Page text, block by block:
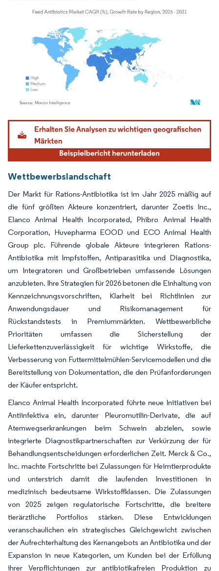
Bild © Mordor Intelligence. Wiederverwendung erfordert Namensnennung gemäß
Wettbewerbslandschaft
Der Markt für Rations-Antibiotika ist im Jahr 2025 mäßig auf
die fünf größten Akteure konzentriert, darunter Zoetis Inc.,
Elanco Animal Health Incorporated, Phibro Animal Health
Corporation, Huvepharma EOOD und ECO Animal Health
Group plc. Führende globale Akteure integrieren Rations-
Antibiotika mit Impfstoffen, Antiparasitika und Diagnostika,
um Integratoren und Großbetrieben umfassende Lösungen
anzubieten. Ihre Strategien für 2026 betonen die Einhaltung von
Kennzeichnungsvorschriften, Klarheit bei Richtlinien zur
Anwendungsdauer und Risikomanagement für
Rückstandstests in Premiummärkten. Wettbewerbliche
Prioritäten umfassen die Sicherstellung der
Lieferkettenzuverlässigkeit für wichtige Wirkstoffe, die
Verbesserung von Futtermittelmühlen-Servicemodellen und die
Bereitstellung von Dokumentation, die den Prüfanforderungen
der Käufer entspricht.
Elanco Animal Health Incorporated führte neue Initiativen bei
Antiinfektiva ein, darunter Pleuromutilin-Derivate, die auf
Atemwegserkrankungen beim Schwein abzielen, sowie
integrierte Diagnostikpartnerschaften zur Verkürzung der für
Behandlungsentscheidungen erforderlichen Zeit. Merck & Co.,
Inc. machte Fortschritte bei Zulassungen für Heimtierprodukte
und unterstrich damit die laufenden Investitionen in
medizinisch bedeutsame Wirkstoffklassen. Die Zulassungen
von 2025 zeigen regulatorische Fortschritte, die breitere
tierärztliche Portfolios stärken. Diese Entwicklungen
veranschaulichen ein strategisches Gleichgewicht zwischen
der Aufrechterhaltung des Kernangebots an Antibiotika und der
Expansion in neue Kategorien, um Kunden bei der Erfüllung
ihrer Verpflichtungen zur antibiotikafreien Produktion zu